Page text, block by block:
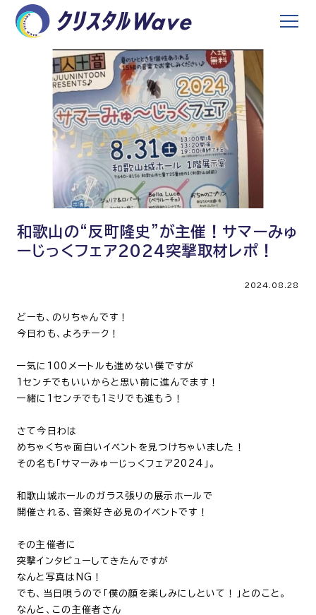
和歌山の“反町隆史”が主催！サマーみゅ
ーじっくフェア2024突撃取材レポ！
2024.08.28
どーも、のりちゃんです！
今日わも、よろチーク！
一気に100メートルも進めない僕ですが
1センチでもいいからと思い前に進んでます！
一緒に1センチでも1ミリでも進もう！
さて今日わは
めちゃくちゃ面白いイベントを見つけちゃいました！
その名も「サマーみゅーじっくフェア2024」。
和歌山城ホールのガラス張りの展示ホールで
開催される、音楽好き必見のイベントです！
その主催者に
突撃インタビューしてきたんですが
なんと写真はNG！
でも、当日唄うので「僕の顔を楽しみにしといて！」とのこと。
なんと、この主催者さん